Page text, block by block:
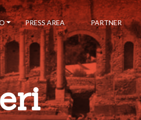
PRESS AREA PARTNER